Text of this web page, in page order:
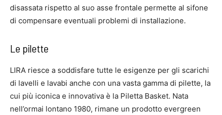
disassata rispetto al suo asse frontale permette al sifone
di compensare eventuali problemi di installazione.
Le pilette
LIRA riesce a soddisfare tutte le esigenze per gli scarichi
di lavelli e lavabi anche con una vasta gamma di pilette, la
cui più iconica e innovativa è la Piletta Basket. Nata
nell’ormai lontano 1980, rimane un prodotto evergreen